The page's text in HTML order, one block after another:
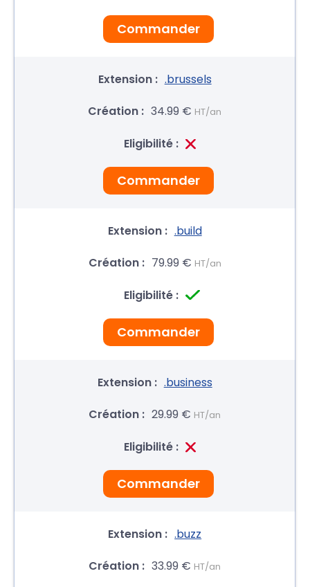
Commander
.brussels
34.99 € HT/an
Commander
.build
79.99 € HT/an
Commander
.business
29.99 € HT/an
Commander
.buzz
33.99 € HT/an